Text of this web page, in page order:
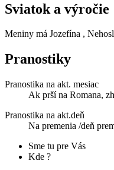
Sviatok a výročie
Meniny má Jozefína ,
Pranostiky
Pranostika na akt. mesiac
Ak prší na Romana,
Pranostika na akt.deň
Na premenia /deň
Sme tu pre Vás
Kde ?